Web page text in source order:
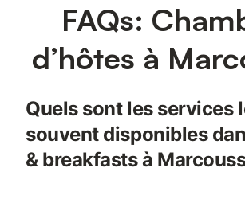
FAQs:
d’hôtes à
Quels sont les services
souvent disponibles
& breakfasts à